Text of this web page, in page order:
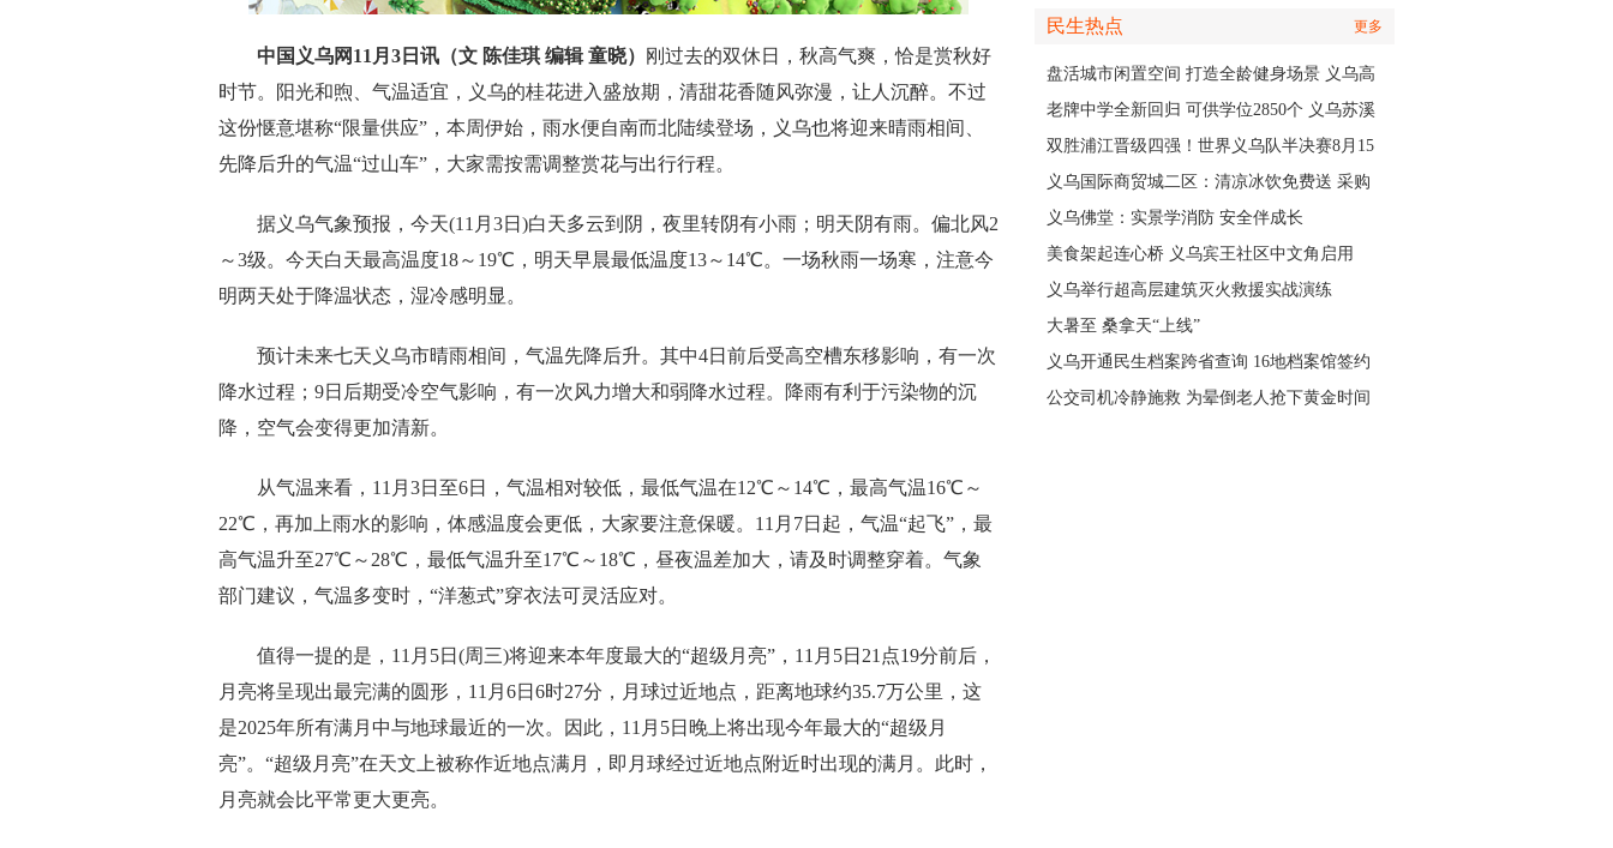
中国义乌网11月3日讯（文 陈佳琪 编辑 童晓）
刚过去的双休日，秋高气爽，恰是赏秋好
时节。阳光和煦、气温适宜，义乌的桂花进入盛放期，清甜花香随风弥漫，让人沉醉。不过
这份惬意堪称“限量供应”，本周伊始，雨水便自南而北陆续登场，义乌也将迎来晴雨相间、
先降后升的气温“过山车”，大家需按需调整赏花与出行行程。
据义乌气象预报，今天(11月3日)白天多云到阴，夜里转阴有小雨；明天阴有雨。偏北风2
～3级。今天白天最高温度18～19℃，明天早晨最低温度13～14℃。一场秋雨一场寒，注意今
明两天处于降温状态，湿冷感明显。
预计未来七天义乌市晴雨相间，气温先降后升。其中4日前后受高空槽东移影响，有一次
降水过程；9日后期受冷空气影响，有一次风力增大和弱降水过程。降雨有利于污染物的沉
降，空气会变得更加清新。
从气温来看，11月3日至6日，气温相对较低，最低气温在12℃～14℃，最高气温16℃～
22℃，再加上雨水的影响，体感温度会更低，大家要注意保暖。11月7日起，气温“起飞”，最
高气温升至27℃～28℃，最低气温升至17℃～18℃，昼夜温差加大，请及时调整穿着。气象
部门建议，气温多变时，“洋葱式”穿衣法可灵活应对。
值得一提的是，11月5日(周三)将迎来本年度最大的“超级月亮”，11月5日21点19分前后，
月亮将呈现出最完满的圆形，11月6日6时27分，月球过近地点，距离地球约35.7万公里，这
是2025年所有满月中与地球最近的一次。因此，11月5日晚上将出现今年最大的“超级月
亮”。“超级月亮”在天文上被称作近地点满月，即月球经过近地点附近时出现的满月。此时，
月亮就会比平常更大更亮。
民生热点 更多
盘活城市闲置空间 打造全龄健身场景 义乌高
质量落地省级文体民生实事
老牌中学全新回归 可供学位2850个 义乌苏溪
中学9月投用
双胜浦江晋级四强！世界义乌队半决赛8月15
日主场开打
义乌国际商贸城二区：清凉冰饮免费送 采购
商可就近领取
义乌佛堂：实景学消防 安全伴成长
美食架起连心桥 义乌宾王社区中文角启用
义乌举行超高层建筑灭火救援实战演练
大暑至 桑拿天“上线”
义乌开通民生档案跨省查询 16地档案馆签约
合作
公交司机冷静施救 为晕倒老人抢下黄金时间